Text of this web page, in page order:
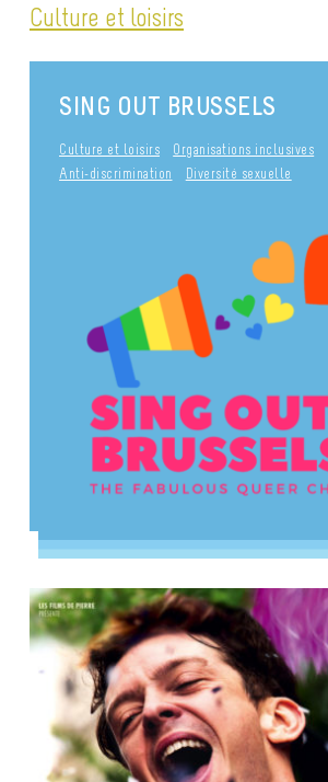
Culture et loisirs
SING OUT BRUSSELS
Culture et loisirs
Organisations inclusives
Anti-discrimination
Diversité sexuelle